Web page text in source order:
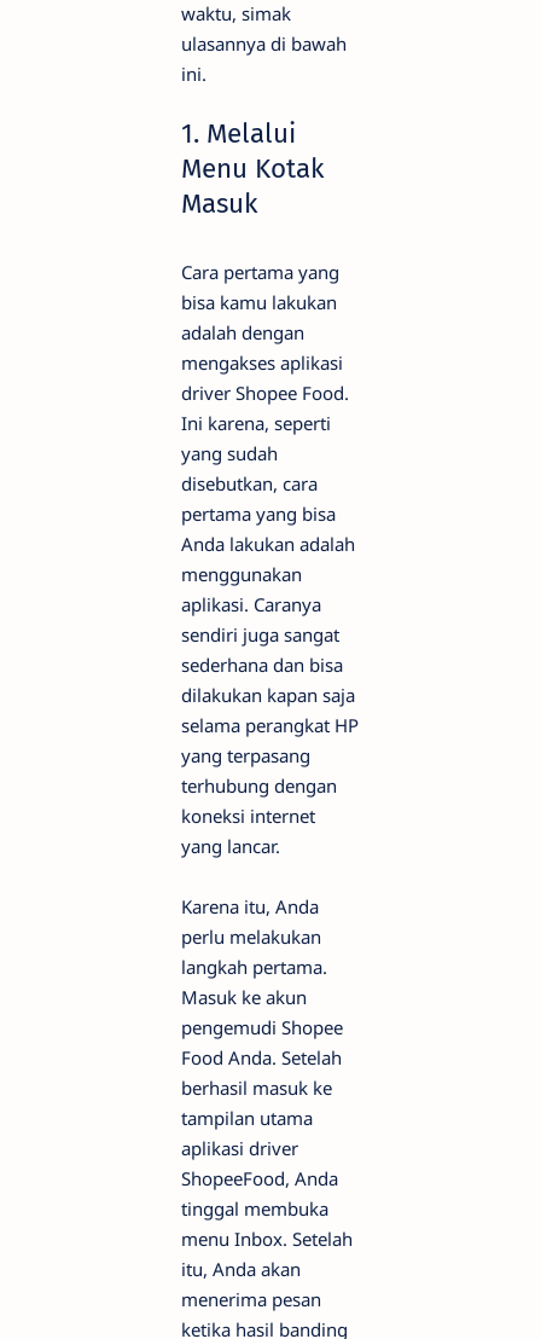
waktu, simak
ulasannya di bawah
ini.
1. Melalui
Menu Kotak
Masuk
Cara pertama yang
bisa kamu lakukan
adalah dengan
mengakses aplikasi
driver Shopee Food.
Ini karena, seperti
yang sudah
disebutkan, cara
pertama yang bisa
Anda lakukan adalah
menggunakan
aplikasi. Caranya
sendiri juga sangat
sederhana dan bisa
dilakukan kapan saja
selama perangkat HP
yang terpasang
terhubung dengan
koneksi internet
yang lancar.
Karena itu, Anda
perlu melakukan
langkah pertama.
Masuk ke akun
pengemudi Shopee
Food Anda. Setelah
berhasil masuk ke
tampilan utama
aplikasi driver
ShopeeFood, Anda
tinggal membuka
menu Inbox. Setelah
itu, Anda akan
menerima pesan
ketika hasil banding